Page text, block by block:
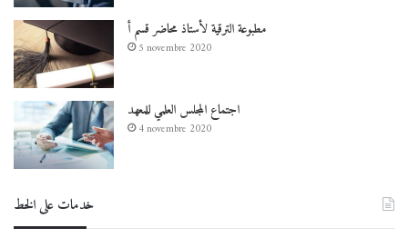
مطبوعة الترقية لأستاذ محاضر قسم أ
5 novembre 2020
اجتماع المجلس العلمي للمعهد
4 novembre 2020
خدمات على الخط